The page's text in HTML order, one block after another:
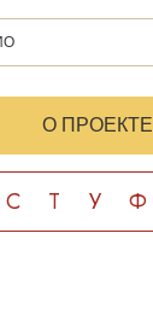
О ПРОЕКТЕ
С Т У Ф